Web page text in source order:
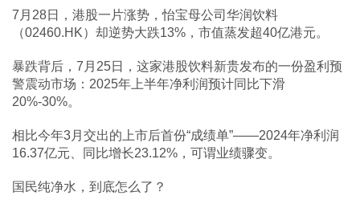
7月28日，港股一片涨势，怡宝母公司华润饮料
（02460.HK）却逆势大跌13%，市值蒸发超40亿港元。
暴跌背后，7月25日，这家港股饮料新贵发布的一份盈利预
警震动市场：2025年上半年净利润预计同比下滑
20%-30%。
相比今年3月交出的上市后首份“成绩单”——2024年净利润
16.37亿元、同比增长23.12%，可谓业绩骤变。
国民纯净水，到底怎么了？